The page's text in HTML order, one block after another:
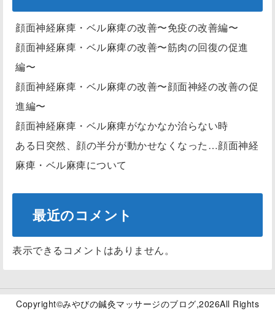
顔面神経麻痺・ベル麻痺の改善〜免疫の改善編〜
顔面神経麻痺・ベル麻痺の改善〜筋肉の回復の促進
編〜
顔面神経麻痺・ベル麻痺の改善〜顔面神経の改善の促
進編〜
顔面神経麻痺・ベル麻痺がなかなか治らない時
ある日突然、顔の半分が動かせなくなった…顔面神経
麻痺・ベル麻痺について
最近のコメント
表示できるコメントはありません。
Copyright©みやびの鍼灸マッサージのブログ,2026All Rights